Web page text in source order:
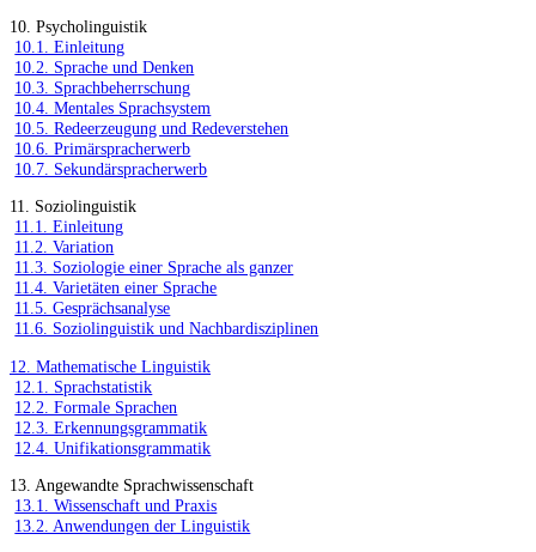
10. Psycholinguistik
10.1. Einleitung
10.2. Sprache und Denken
10.3. Sprachbeherrschung
10.4. Mentales Sprachsystem
10.5. Redeerzeugung und Redeverstehen
10.6. Primärspracherwerb
10.7. Sekundärspracherwerb
11. Soziolinguistik
11.1. Einleitung
11.2. Variation
11.3. Soziologie einer Sprache als ganzer
11.4. Varietäten einer Sprache
11.5. Gesprächsanalyse
11.6. Soziolinguistik und Nachbardisziplinen
12. Mathematische Linguistik
12.1. Sprachstatistik
12.2. Formale Sprachen
12.3. Erkennungsgrammatik
12.4. Unifikationsgrammatik
13. Angewandte Sprachwissenschaft
13.1. Wissenschaft und Praxis
13.2. Anwendungen der Linguistik